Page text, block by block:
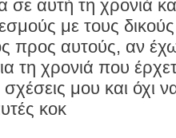
σε αυτή τη χρονιά
με τους
προς αυτούς, αν
τη χρονιά που
σχέσεις μου και όχι
κοκ